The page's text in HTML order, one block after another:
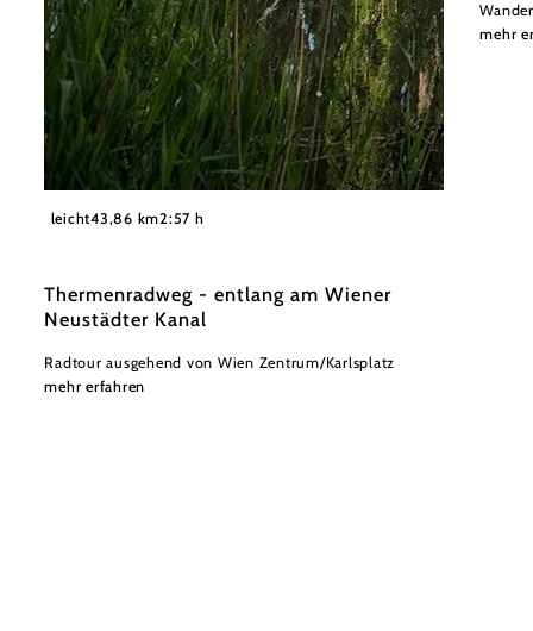
Wienerwald Tourismus GmbH_Raimo Rudi Rumpler
leicht43,86 km2:57 h
Thermenradweg - entlang am Wiener
Neustädter Kanal
Radtour ausgehend von Wien Zentrum/Karlsplatz
mehr erfahren
mehr